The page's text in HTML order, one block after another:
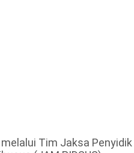
Tim Jaksa Penyidik